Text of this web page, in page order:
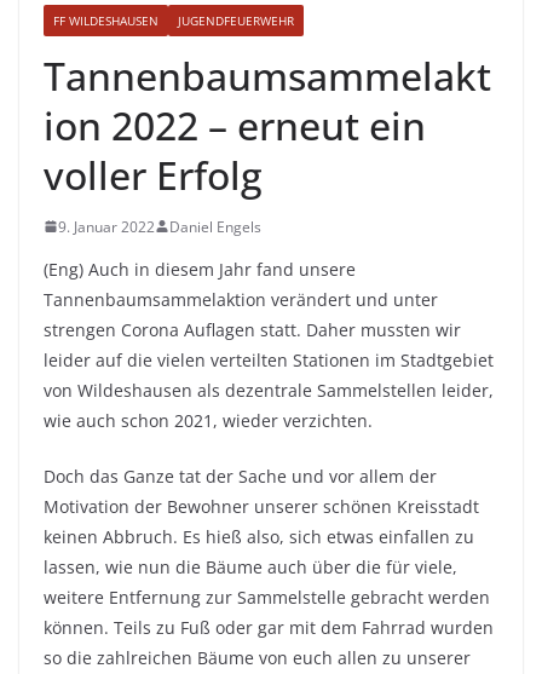
FF WILDESHAUSEN JUGENDFEUERWEHR
Tannenbaumsammelakt
ion 2022 – erneut ein
voller Erfolg
9. Januar 2022 Daniel Engels
(Eng) Auch in diesem Jahr fand unsere
Tannenbaumsammelaktion verändert und unter
strengen Corona Auflagen statt. Daher mussten wir
leider auf die vielen verteilten Stationen im Stadtgebiet
von Wildeshausen als dezentrale Sammelstellen leider,
wie auch schon 2021, wieder verzichten.
Doch das Ganze tat der Sache und vor allem der
Motivation der Bewohner unserer schönen Kreisstadt
keinen Abbruch. Es hieß also, sich etwas einfallen zu
lassen, wie nun die Bäume auch über die für viele,
weitere Entfernung zur Sammelstelle gebracht werden
können. Teils zu Fuß oder gar mit dem Fahrrad wurden
so die zahlreichen Bäume von euch allen zu unserer